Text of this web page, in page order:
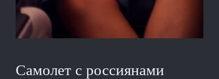
Самолет с россиянами